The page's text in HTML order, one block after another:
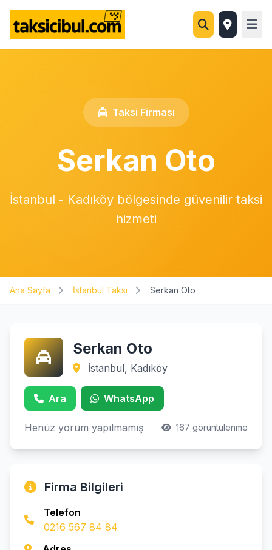
Taksi Firması
Serkan Oto
İstanbul - Kadıköy bölgesinde güvenilir taksi
hizmeti
Ana Sayfa İstanbul Taksi Serkan Oto
Serkan Oto
İstanbul, Kadıköy
Ara WhatsApp
Henüz yorum yapılmamış 167 görüntülenme
Firma Bilgileri
Telefon
0216 567 84 84